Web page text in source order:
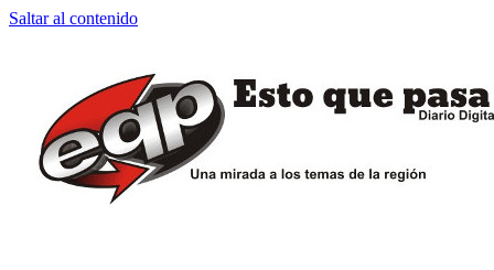
Saltar al contenido